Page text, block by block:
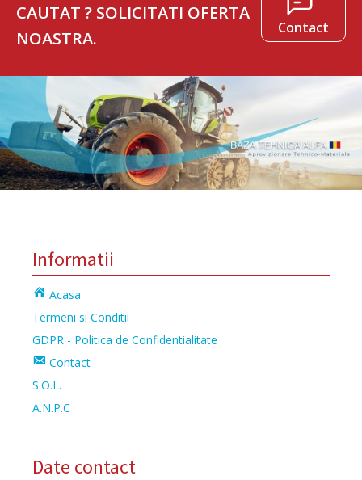
CAUTAT ? SOLICITATI OFERTA
NOASTRA.
Contact
Informatii
Acasa
Termeni si Conditii
GDPR - Politica de Confidentialitate
Contact
S.O.L.
A.N.P.C
Date contact